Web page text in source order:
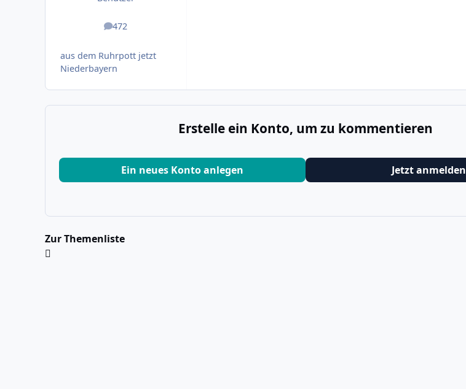
472
Beiträge
aus dem Ruhrpott jetzt
Niederbayern
Erstelle ein Konto, um zu kommentieren
Ein neues Konto anlegen Jetzt anmelden
Zur Themenliste